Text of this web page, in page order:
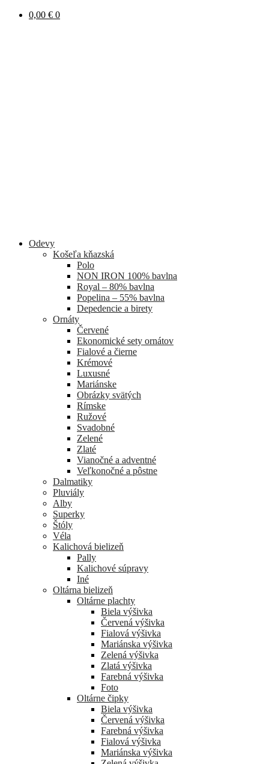
0,00 € 0
Odevy
Košeľa kňazská
Polo
NON IRON 100% bavlna
Royal – 80% bavlna
Popelina – 55% bavlna
Depedencie a birety
Ornáty
Červené
Ekonomické sety ornátov
Fialové a čierne
Krémové
Luxusné
Mariánske
Obrázky svätých
Rímske
Ružové
Svadobné
Zelené
Zlaté
Vianočné a adventné
Veľkonočné a pôstne
Dalmatiky
Pluviály
Alby
Superky
Štóly
Véla
Kalichová bielizeň
Pally
Kalichové súpravy
Iné
Oltárna bielizeň
Oltárne plachty
Biela výšivka
Červená výšivka
Fialová výšivka
Mariánska výšivka
Zelená výšivka
Zlatá výšivka
Farebná výšivka
Foto
Oltárne čipky
Biela výšivka
Červená výšivka
Farebná výšivka
Fialová výšivka
Mariánska výšivka